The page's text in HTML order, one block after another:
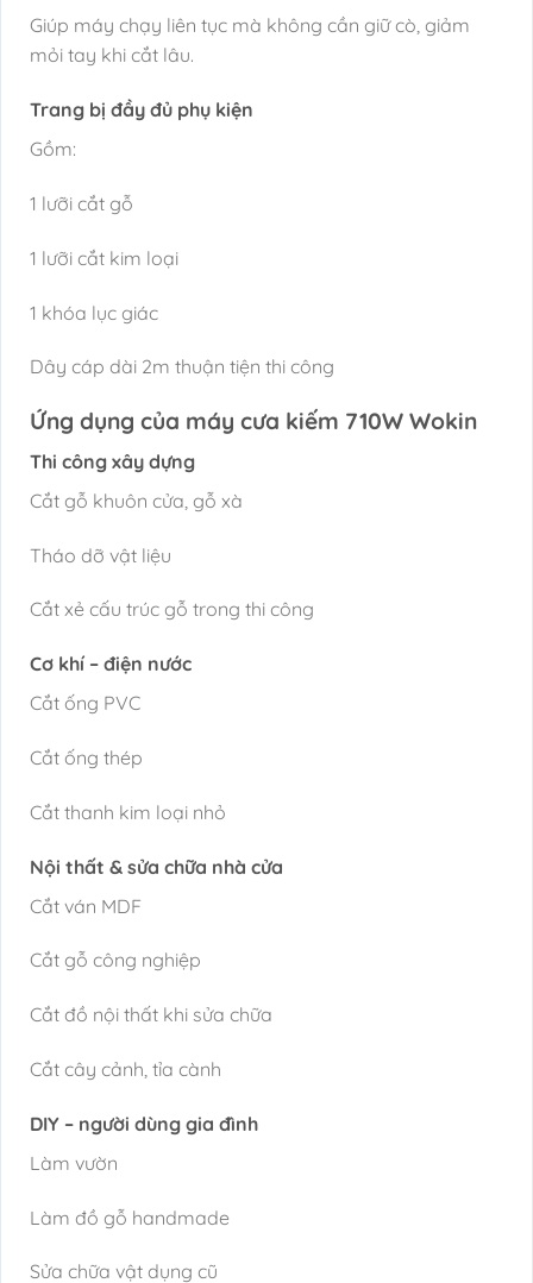
Giúp máy chạy liên tục mà không cần giữ cò, giảm
mỏi tay khi cắt lâu.
Trang bị đầy đủ phụ kiện
Gồm:
1 lưỡi cắt gỗ
1 lưỡi cắt kim loại
1 khóa lục giác
Dây cáp dài 2m thuận tiện thi công
Ứng dụng của máy cưa kiếm 710W Wokin
Thi công xây dựng
Cắt gỗ khuôn cửa, gỗ xà
Tháo dỡ vật liệu
Cắt xẻ cấu trúc gỗ trong thi công
Cơ khí – điện nước
Cắt ống PVC
Cắt ống thép
Cắt thanh kim loại nhỏ
Nội thất & sửa chữa nhà cửa
Cắt ván MDF
Cắt gỗ công nghiệp
Cắt đồ nội thất khi sửa chữa
Cắt cây cảnh, tỉa cành
DIY – người dùng gia đình
Làm vườn
Làm đồ gỗ handmade
Sửa chữa vật dụng cũ